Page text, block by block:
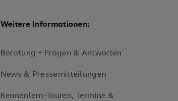
Weitere Informationen:
Beratung + Fragen & Antworten
News & Pressemitteilungen
Kennenlern-Touren, Termine &